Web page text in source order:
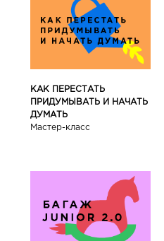
КАК ПЕРЕСТАТЬ
ПРИДУМЫВАТЬ И НАЧАТЬ
ДУМАТЬ
Мастер-класс